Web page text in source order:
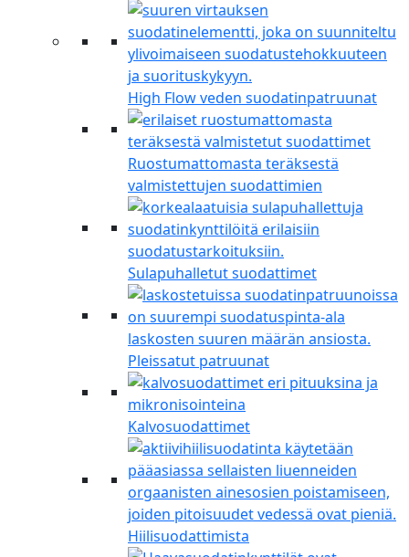
High Flow veden suodatinpatruunat
Ruostumattomasta teräksestä
valmistettujen suodattimien
Sulapuhalletut suodattimet
Pleissatut patruunat
Kalvosuodattimet
Hiilisuodattimista